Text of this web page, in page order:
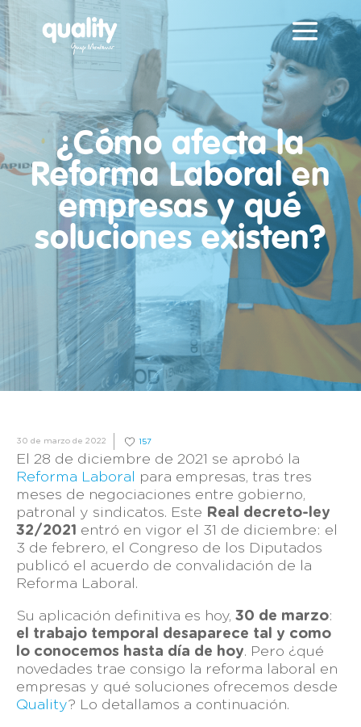
¿Cómo afecta la
Reforma Laboral en
empresas y qué
soluciones existen?
30 de marzo de 2022 157
El 28 de diciembre de 2021 se aprobó la
Reforma Laboral para empresas, tras tres
meses de negociaciones entre gobierno,
patronal y sindicatos. Este Real decreto-ley
32/2021 entró en vigor el 31 de diciembre: el
3 de febrero, el Congreso de los Diputados
publicó el acuerdo de convalidación de la
Reforma Laboral.
Su aplicación definitiva es hoy, 30 de marzo:
el trabajo temporal desaparece tal y como
lo conocemos hasta día de hoy. Pero ¿qué
novedades trae consigo la reforma laboral en
empresas y qué soluciones ofrecemos desde
Quality? Lo detallamos a continuación.